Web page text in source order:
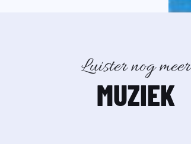
Luister nog meer
MUZIEK